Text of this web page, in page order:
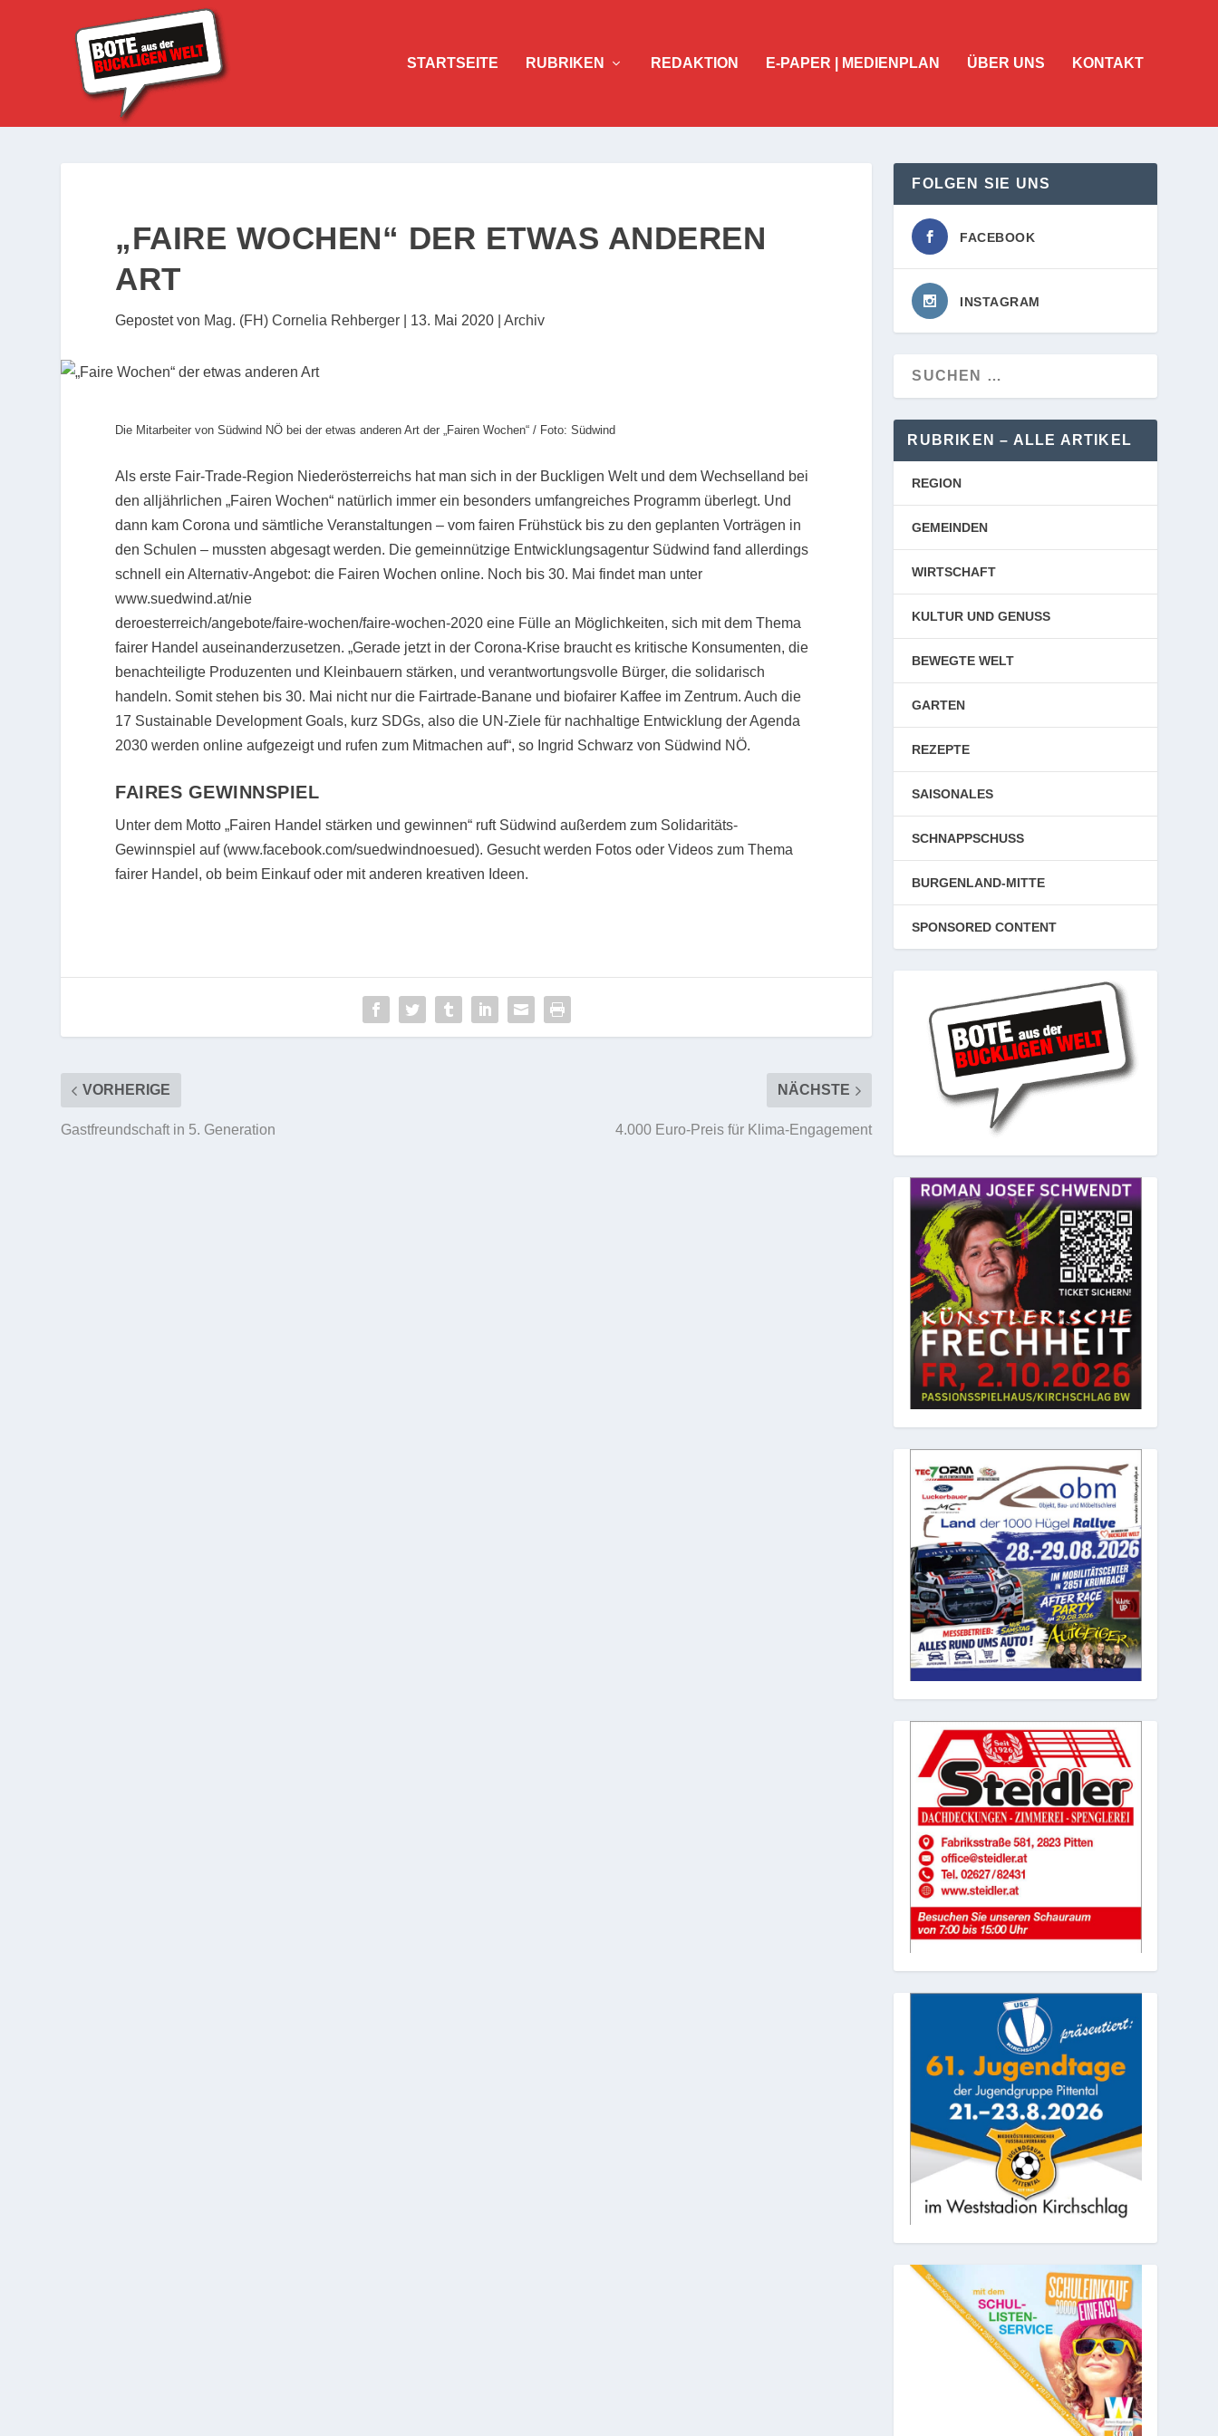
STARTSEITE RUBRIKEN REDAKTION E-PAPER | MEDIENPLAN ÜBER UNS KONTAKT
„FAIRE WOCHEN“ DER ETWAS ANDEREN
ART
Gepostet von Mag. (FH) Cornelia Rehberger 13. Mai 2020 |Archiv
Die Mitarbeiter von Südwind NÖ bei der etwas anderen Art der „Fairen Wochen“ / Foto: Südwind
Als erste Fair-Trade-Region Niederösterreichs hat man sich in der Buckligen Welt und dem Wechselland bei
den alljährlichen „Fairen Wochen“ natürlich immer ein besonders umfangreiches Programm überlegt. Und
dann kam Corona und sämtliche Veranstaltungen – vom fairen Frühstück bis zu den geplanten Vorträgen in
den Schulen – mussten abgesagt werden. Die gemeinnützige Entwicklungsagentur Südwind fand allerdings
schnell ein Alternativ-Angebot: die Fairen Wochen online. Noch bis 30. Mai findet man unter
www.suedwind.at/nie
deroesterreich/angebote/faire-wochen/faire-wochen-2020 eine Fülle an Möglichkeiten, sich mit dem Thema
fairer Handel auseinanderzusetzen. „Gerade jetzt in der Corona-Krise braucht es kritische Konsumenten, die
benachteiligte Produzenten und Kleinbauern stärken, und verantwortungsvolle Bürger, die solidarisch
handeln. Somit stehen bis 30. Mai nicht nur die Fairtrade-Banane und biofairer Kaffee im Zentrum. Auch die
17 Sustainable Development Goals, kurz SDGs, also die UN-Ziele für nachhaltige Entwicklung der Agenda
2030 werden online aufgezeigt und rufen zum Mitmachen auf“, so Ingrid Schwarz von Südwind NÖ.
FAIRES GEWINNSPIEL
Unter dem Motto „Fairen Handel stärken und gewinnen“ ruft Südwind außerdem zum Solidaritäts-
Gewinnspiel auf (www.facebook.com/suedwindnoesued). Gesucht werden Fotos oder Videos zum Thema
fairer Handel, ob beim Einkauf oder mit anderen kreativen Ideen.
VORHERIGE
Gastfreundschaft in 5. Generation
NÄCHSTE
4.000 Euro-Preis für Klima-Engagement
FOLGEN SIE UNS
FACEBOOK
INSTAGRAM
RUBRIKEN – ALLE ARTIKEL
REGION
GEMEINDEN
WIRTSCHAFT
KULTUR UND GENUSS
BEWEGTE WELT
GARTEN
REZEPTE
SAISONALES
SCHNAPPSCHUSS
BURGENLAND-MITTE
SPONSORED CONTENT